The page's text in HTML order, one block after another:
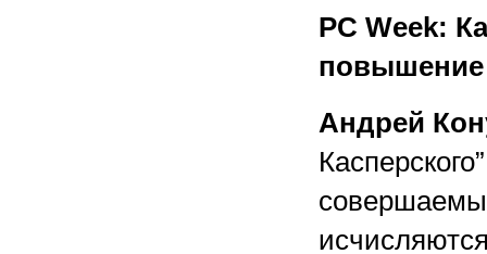
PC Week:
повышение
Андрей